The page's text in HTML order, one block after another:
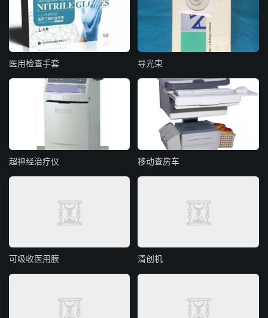
医用检查手套 导光束
超神经治疗仪 移动查房车
可吸收医用膜 清创机